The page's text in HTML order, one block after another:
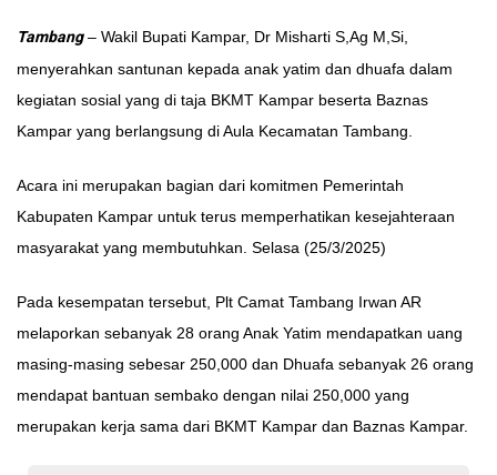
Tambang– Wakil Bupati Kampar, Dr Misharti S,Ag M,Si,
menyerahkan santunan kepada anak yatim dan dhuafa dalam
kegiatan sosial yang di taja BKMT Kampar beserta Baznas
Kampar yang berlangsung di Aula Kecamatan Tambang.
Acara ini merupakan bagian dari komitmen Pemerintah
Kabupaten Kampar untuk terus memperhatikan kesejahteraan
masyarakat yang membutuhkan. Selasa (25/3/2025)
Pada kesempatan tersebut, Plt Camat Tambang Irwan AR
melaporkan sebanyak 28 orang Anak Yatim mendapatkan uang
masing-masing sebesar 250,000 dan Dhuafa sebanyak 26 orang
mendapat bantuan sembako dengan nilai 250,000 yang
merupakan kerja sama dari BKMT Kampar dan Baznas Kampar.